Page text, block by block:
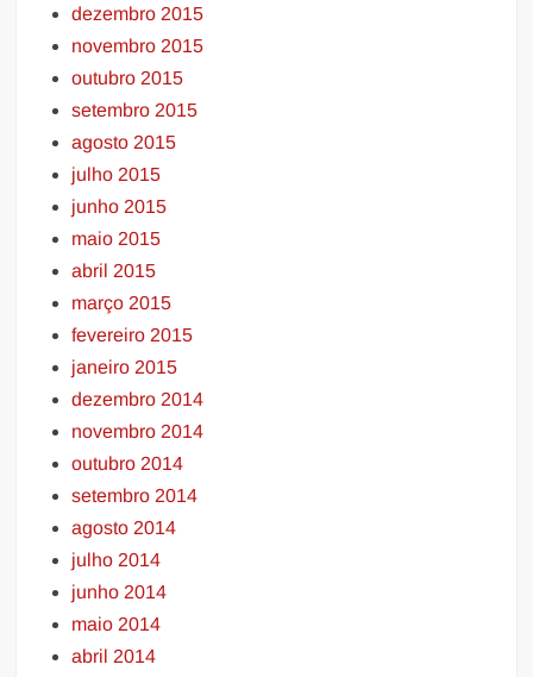
dezembro 2015
novembro 2015
outubro 2015
setembro 2015
agosto 2015
julho 2015
junho 2015
maio 2015
abril 2015
março 2015
fevereiro 2015
janeiro 2015
dezembro 2014
novembro 2014
outubro 2014
setembro 2014
agosto 2014
julho 2014
junho 2014
maio 2014
abril 2014